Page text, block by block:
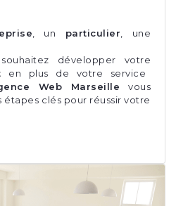
, un particulier , une
développer votre
en plus de votre service
Web Marseille vous
étapes clés pour réussir votre